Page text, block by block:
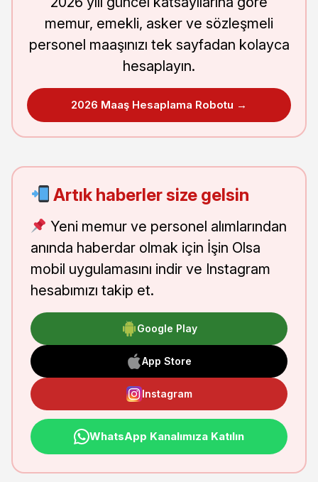
memur, emekli, asker ve sözleşmeli
personel maaşınızı tek sayfadan kolayca
hesaplayın.
2026 Maaş Hesaplama Robotu →
Artık haberler size gelsin
Yeni memur ve personel alımlarından
anında haberdar olmak için İşin Olsa
mobil uygulamasını indir ve Instagram
hesabımızı takip et.
Google Play
App Store
Instagram
WhatsApp Kanalımıza Katılın